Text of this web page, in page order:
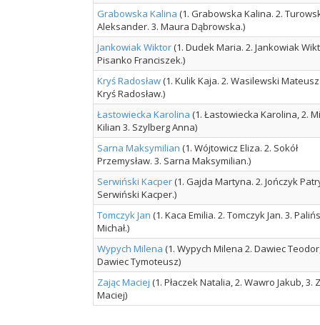
Grabowska Kalina (1. Grabowska Kalina. 2.
Aleksander. 3. Maura Dąbrowska.)
Jankowiak Wiktor(1. Dudek Maria. 2. Jankowiak
Pisanko Franciszek.)
Kryś Radosław(1. Kulik Kaja. 2. Wasilewski
Kryś Radosław.)
Łastowiecka Karolina (1. Łastowiecka Karolina, 2.
Kilian 3. Szylberg Anna)
Sarna Maksymilian (1. Wójtowicz Eliza. 2. Sokół
Przemysław. 3. Sarna Maksymilian.)
Serwiński Kacper(1. Gajda Martyna. 2. Jończyk
Serwiński Kacper.)
Tomczyk Jan (1. Kaca Emilia. 2. Tomczyk Jan. 3.
Michał.)
Wypych Milena (1. Wypych Milena 2. Dawiec
Dawiec Tymoteusz)
Zając Maciej (1. Płaczek Natalia, 2. Wawro Jakub, 3.
Maciej)